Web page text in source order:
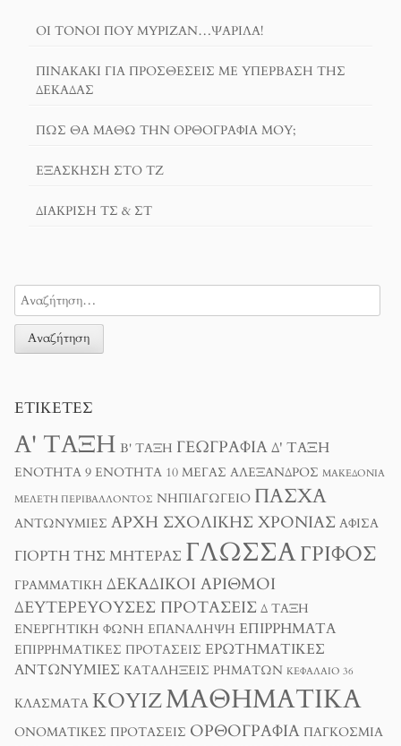
ΟΙ ΤΌΝΟΙ ΠΟΥ ΜΎΡΙΖΑΝ…ΨΑΡΊΛΑ!
ΠΙΝΑΚΆΚΙ ΓΙΑ ΠΡΟΣΘΈΣΕΙΣ ΜΕ ΥΠΈΡΒΑΣΗ ΤΗΣ
ΔΕΚΆΔΑΣ
ΠΏΣ ΘΑ ΜΆΘΩ ΤΗΝ ΟΡΘΟΓΡΑΦΊΑ ΜΟΥ;
ΕΞΆΣΚΗΣΗ ΣΤΟ ΤΖ
ΔΙΆΚΡΙΣΗ ΤΣ & ΣΤ
ΕΤΙΚΈΤΕΣ
Α' ΤΆΞΗ Β' ΤΆΞΗ ΓΕΩΓΡΑΦΊΑΔ' ΤΆΞΗ
ΕΝΌΤΗΤΑ 9 ΕΝΌΤΗΤΑ 10 ΜΈΓΑΣ ΑΛΈΞΑΝΔΡΟΣ ΜΑΚΕΔΟΝΊΑ
ΜΕΛΈΤΗ ΠΕΡΙΒΆΛΛΟΝΤΟΣ ΝΗΠΙΑΓΩΓΕΊΟ ΠΆΣΧΑ
ΑΝΤΩΝΥΜΊΕΣ ΑΡΧΉ ΣΧΟΛΙΚΉΣ ΧΡΟΝΙΆΣ ΑΦΊΣΑ
ΓΙΟΡΤΉ ΤΗΣ ΜΗΤΈΡΑΣ ΓΛΏΣΣΑΓΡΊΦΟΣ
ΓΡΑΜΜΑΤΙΚΉ ΔΕΚΑΔΙΚΟΊ ΑΡΙΘΜΟΊ
ΔΕΥΤΕΡΕΎΟΥΣΕΣ ΠΡΟΤΆΣΕΙΣ Δ ΤΑΞΗ
ΕΝΕΡΓΗΤΙΚΉ ΦΩΝΉ ΕΠΑΝΆΛΗΨΗ ΕΠΙΡΡΉΜΑΤΑ
ΕΠΙΡΡΗΜΑΤΙΚΈΣ ΠΡΟΤΆΣΕΙΣ ΕΡΩΤΗΜΑΤΙΚΈΣ
ΑΝΤΩΝΥΜΊΕΣ ΚΑΤΑΛΉΞΕΙΣ ΡΗΜΆΤΩΝ ΚΕΦΆΛΑΙΟ 36
ΚΛΆΣΜΑΤΑ ΚΟΥΊΖΜΑΘΗΜΑΤΙΚΆ
ΟΝΟΜΑΤΙΚΈΣ ΠΡΟΤΆΣΕΙΣ ΟΡΘΟΓΡΑΦΊΑ ΠΑΓΚΌΣΜΙΑ